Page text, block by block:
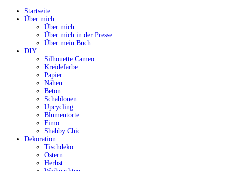
Startseite
Über mich
Über mich
Über mich in der Presse
Über mein Buch
DIY
Silhouette Cameo
Kreidefarbe
Papier
Nähen
Beton
Schablonen
Upcycling
Blumentorte
Fimo
Shabby Chic
Dekoration
Tischdeko
Ostern
Herbst